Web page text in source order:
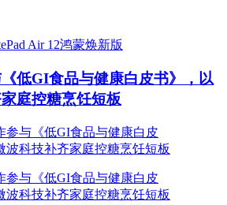
低GI食品与健康白皮书》，以
庭控糖烹饪短板